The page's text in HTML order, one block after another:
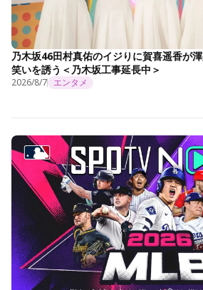
乃木坂46田村真佑のイジりに賀喜遥香が
笑いを誘う＜乃木坂工事延長中＞
2026/8/7 エンタメ